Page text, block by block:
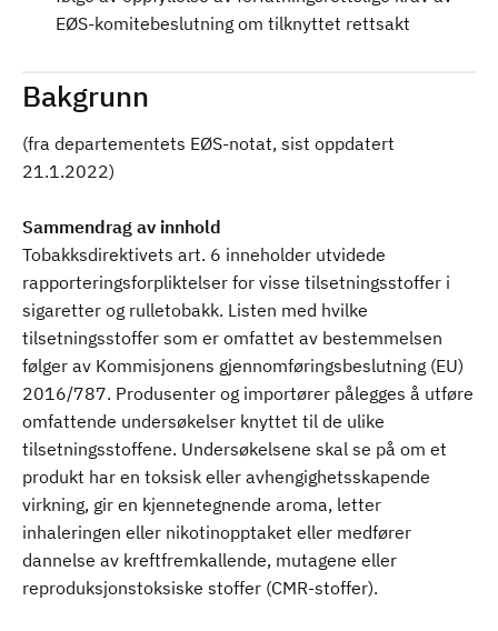
EØS-komitebeslutning om tilknyttet rettsakt
Bakgrunn
(fra departementets EØS-notat, sist oppdatert
21.1.2022)
Sammendrag av innhold
Tobakksdirektivets art. 6 inneholder utvidede
rapporteringsforpliktelser for visse tilsetningsstoffer i
sigaretter og rulletobakk. Listen med hvilke
tilsetningsstoffer som er omfattet av bestemmelsen
følger av Kommisjonens gjennomføringsbeslutning (EU)
2016/787. Produsenter og importører pålegges å utføre
omfattende undersøkelser knyttet til de ulike
tilsetningsstoffene. Undersøkelsene skal se på om et
produkt har en toksisk eller avhengighetsskapende
virkning, gir en kjennetegnende aroma, letter
inhaleringen eller nikotinopptaket eller medfører
dannelse av kreftfremkallende, mutagene eller
reproduksjonstoksiske stoffer (CMR-stoffer).